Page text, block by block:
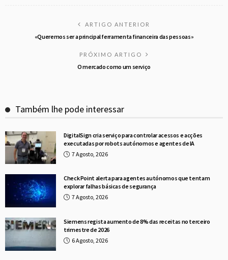
ARTIGO ANTERIOR
«Queremos ser a principal ferramenta financeira das pessoas»
PRÓXIMO ARTIGO
O mercado como um serviço
Também lhe pode interessar
DigitalSign cria serviço para controlar acessos e acções
executadas por robots autónomos e agentes de IA
7 Agosto, 2026
Check Point alerta para agentes autónomos que tentam
explorar falhas básicas de segurança
7 Agosto, 2026
Siemens regista aumento de 8% das receitas no terceiro
trimestre de 2026
6 Agosto, 2026